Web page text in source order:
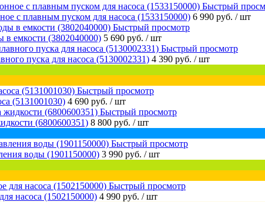
Быстрый
с плавным пуском для насоса (1533150000) 6 990 руб. / шт
Быстрый просмотр
емкости (3802040000) 5 690 руб. / шт
Быстрый просмотр
пуска для насоса (5130002331) 4 390 руб. / шт
Быстрый просмотр
(5131001030) 4 690 руб. / шт
Быстрый просмотр
(6800600351) 8 800 руб. / шт
Быстрый просмотр
воды (1901150000) 3 990 руб. / шт
Быстрый просмотр
насоса (1502150000) 4 990 руб. / шт